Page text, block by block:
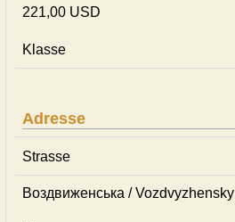
221,00 USD
Klasse
Adresse
Strasse
Воздвиженська / Vozdvyzhensky